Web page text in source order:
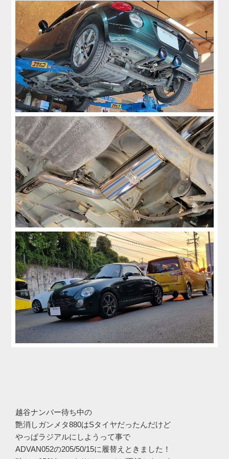
越谷ナンバー待ち中の
艶消しガンメタ880はSタイヤだったんだけど
やっぱラジアルにしようって事で
ADVAN052の205/50/15に履替えときました！